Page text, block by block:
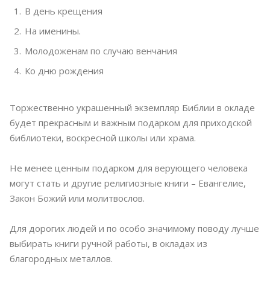
В день крещения
На именины.
Молодоженам по случаю венчания
Ко дню рождения
Торжественно украшенный экземпляр Библии в окладе
будет прекрасным и важным подарком для приходской
библиотеки, воскресной школы или храма.
Не менее ценным подарком для верующего человека
могут стать и другие религиозные книги – Евангелие,
Закон Божий или молитвослов.
Для дорогих людей и по особо значимому поводу лучше
выбирать книги ручной работы, в окладах из
благородных металлов.